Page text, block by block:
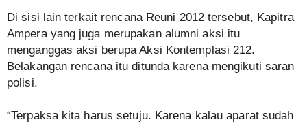
Di sisi lain terkait rencana Reuni 2012 tersebut, Kapitra
Ampera yang juga merupakan alumni aksi itu
menganggas aksi berupa Aksi Kontemplasi 212.
Belakangan rencana itu ditunda karena mengikuti saran
polisi.
“Terpaksa kita harus setuju. Karena kalau aparat sudah